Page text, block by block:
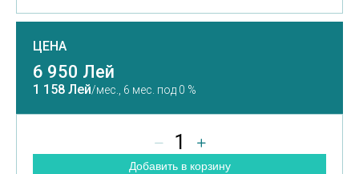
ЦЕНА
6 950 Лей
1 158 Лей/мес., 6 мес. под 0 %
1
Добавить в корзину